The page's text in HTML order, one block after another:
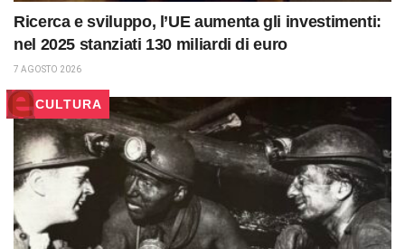
Ricerca e sviluppo, l’UE aumenta gli investimenti:
nel 2025 stanziati 130 miliardi di euro
7 AGOSTO 2026
CULTURA